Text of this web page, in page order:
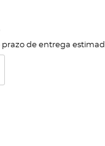
de entrega